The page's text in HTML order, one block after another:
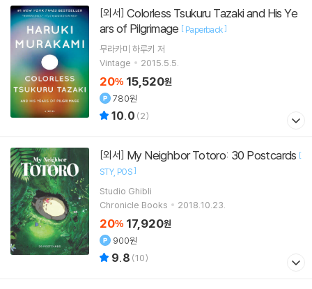
[외서]
ars of Pilgrimage [ Paperback]
무라카미 하루키 저
Vintage
2015.5.5.
20% 15,520원
780원
10.0 (2)
[외서] My Neighbor Totoro: 30 Postcards [
STY POS]
Studio Ghibli
Chronicle Books
2018.10.23.
20% 17,920원
900원
9.8 (10)